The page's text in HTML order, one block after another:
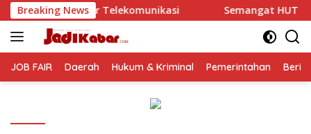
Langsung
ke
konten
Breaking News Semangat HUT ke-81 RI, AKP Adik Agus
JOB FAIR Daerah Hukum & Kriminal Pemerintahan